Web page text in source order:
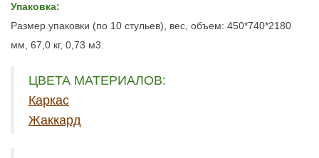
Упаковка:
Размер упаковки (по 10 стульев), вес, объем: 450*740*2180
мм, 67,0 кг, 0,73 м3.
ЦВЕТА МАТЕРИАЛОВ:
Каркас
Жаккард